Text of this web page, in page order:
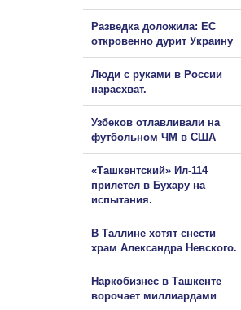
Разведка доложила: ЕС
откровенно дурит Украину
Люди с руками в России
нарасхват.
Узбеков отлавливали на
футбольном ЧМ в США
«Ташкентский» Ил-114
прилетел в Бухару на
испытания.
В Таллине хотят снести
храм Александра Невского.
Наркобизнес в Ташкенте
ворочает миллиардами